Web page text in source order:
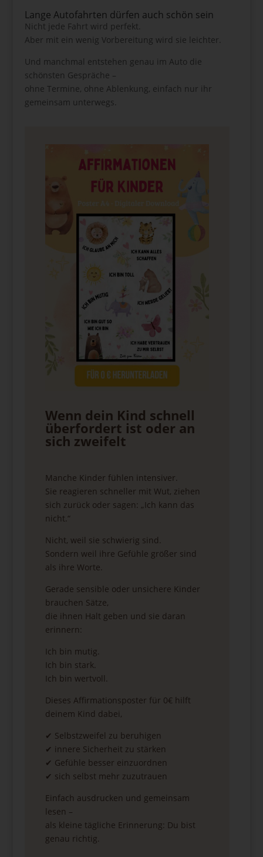
Lange Autofahrten dürfen auch schön sein
Nicht jede Fahrt wird perfekt.
Aber mit ein wenig Vorbereitung wird sie leichter.
Und manchmal entstehen genau im Auto die
schönsten Gespräche –
ohne Termine, ohne Ablenkung, einfach nur ihr
gemeinsam unterwegs.
Wenn dein Kind schnell
überfordert ist oder an
sich zweifelt
Manche Kinder fühlen intensiver.
Sie reagieren schneller mit Wut, ziehen
sich zurück oder sagen: „Ich kann das
nicht.“
Nicht, weil sie schwierig sind.
Sondern weil ihre Gefühle größer sind
als ihre Worte.
Gerade sensible oder unsichere Kinder
brauchen Sätze,
die ihnen Halt geben und sie daran
erinnern:
Ich bin mutig.
Ich bin stark.
Ich bin wertvoll.
Dieses Affirmationsposter für 0€ hilft
deinem Kind dabei,
✔ Selbstzweifel zu beruhigen
✔ innere Sicherheit zu stärken
✔ Gefühle besser einzuordnen
✔ sich selbst mehr zuzutrauen
Einfach ausdrucken und gemeinsam
lesen –
als kleine tägliche Erinnerung: Du bist
genau richtig.